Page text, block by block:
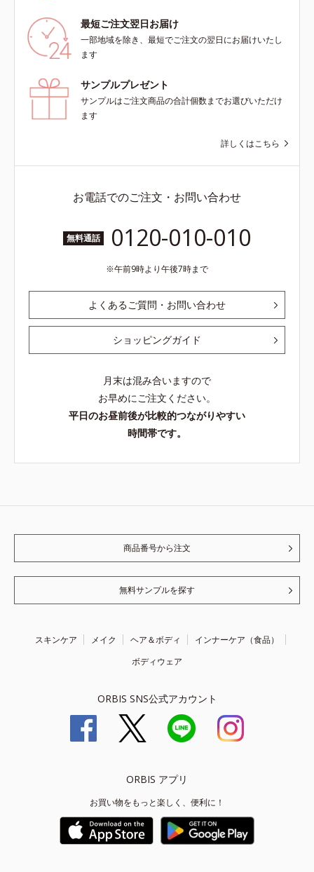
最短ご注文翌日お届け
一部地域を除き、最短でご注文の翌日にお届けいたし
ます
サンプルプレゼント
サンプルはご注文商品の合計個数までお選びいただけ
ます
詳しくはこちら
お電話でのご注文・お問い合わせ
無料通話 0120-010-010
午前9時より午後7時まで
よくあるご質問・お問い合わせ
ショッピングガイド
月末は混み合いますので
お早めにご注文ください。
平日のお昼前後が比較的つながりやすい
時間帯です。
商品番号から注文
無料サンプルを探す
スキンケア メイク ヘア＆ボディ
インナーケア（食品）
ボディウェア
ORBIS SNS公式アカウント
ORBIS アプリ
お買い物をもっと楽しく、便利に！